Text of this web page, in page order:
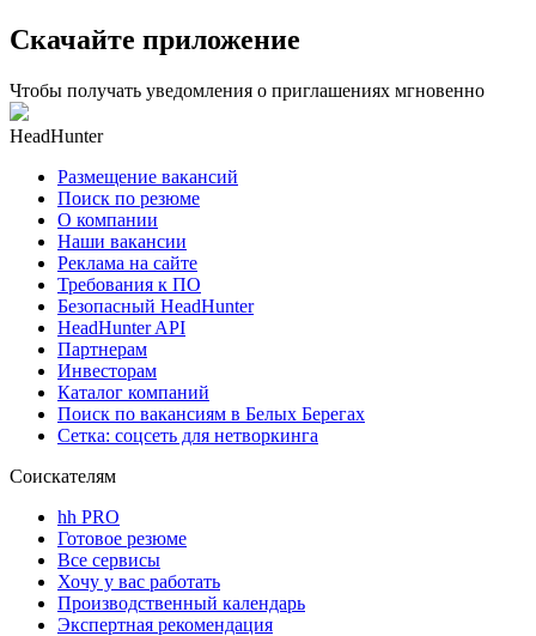
Скачайте приложение
Чтобы получать уведомления о приглашениях мгновенно
HeadHunter
Размещение вакансий
Поиск по резюме
О компании
Наши вакансии
Реклама на сайте
Требования к ПО
Безопасный HeadHunter
HeadHunter API
Партнерам
Инвесторам
Каталог компаний
Поиск по вакансиям в Белых Берегах
Сетка: соцсеть для нетворкинга
Соискателям
hh PRO
Готовое резюме
Все сервисы
Хочу у вас работать
Производственный календарь
Экспертная рекомендация